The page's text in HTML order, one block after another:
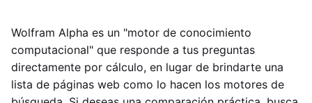
Wolfram Alpha es un "motor de conocimiento
computacional" que responde a tus preguntas
directamente por cálculo, en lugar de brindarte una
lista de páginas web como lo hacen los motores de